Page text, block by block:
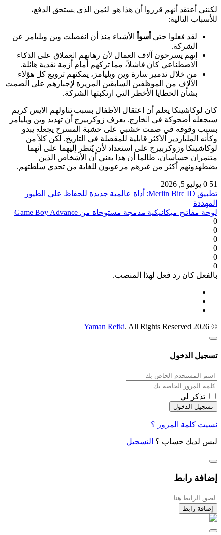
لكنني أعتقد أنهم قرروا أن هذا هو الثمن الذي يستحق الدفع،
للأسباب التالية:
لقد فعلوا حتى أسوأ
الأشياء منذ أن انفصلت وين ويليامز عن
الشركة.
إنهم يسرحون آلاف العمال لأن رهانهم العملاق على الذكاء
الاصطناعي كان فاشلاً، مما تركهم أمام أزمة نقدية هائلة.
من خلال تدمير سارة وين ويليامز، يمكنهم ترويع كل هؤلاء
الآلاف من الموظفين السابقين المريرة لإجبارهم على الصمت
بشأن الخطايا الأخطر التي ارتكبتها الشركة.
كان لوكاشينكا يعلم أن اعتقال الأطفال بسبب تناولهم الآيس كريم
سيجعله أضحوكة في الخارج. يعرف زوكربيرج أن تهديد وين ويليامز
بسبب وقوفه في صمت خشبي على خشبة المسرح يجعله يبدو
وكأنه الملياردير الأكثر قابلية للمقصلة في التاريخ. لكن كلاً من
لوكاشينكا وزوكربيرج على استعداد لأن يُنظر إليهما على أنهما
متنمران حساسان، طالما أن هذا يعني أن الأشخاص الذين
يضطهدونهم أكثر من غيرهم مرعوبون للغاية من تحدي سلطتهم.
51
0 يوليو 5, 2026
تطبيق Merlin Bird ID: أداة عالمية جديدة للحفاظ على الطيور
المهددة
لوحة مفاتيح ميكانيكية مدمجة مستوحاة من Game Boy Advance
0
0
0
0
0
0
بالفعل كان رد فعل لهذا المنصب.
© 2026
Yaman Refki. All Rights Reserved
تسجيل الدخول
تذكر لي
نسيت كلمة المرور ؟
ليس لديك حساب ؟ التسجيل
إضافة رابط
إضافة رابط